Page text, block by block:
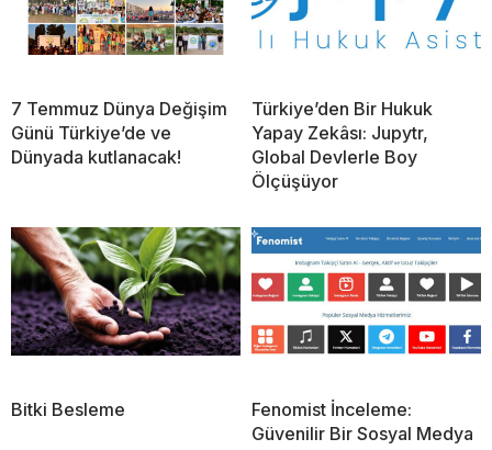
7 Temmuz Dünya Değişim
Günü Türkiye’de ve
Dünyada kutlanacak!
Türkiye’den Bir Hukuk
Yapay Zekâsı: Jupytr,
Global Devlerle Boy
Ölçüşüyor
Bitki Besleme
Fenomist İnceleme:
Güvenilir Bir Sosyal Medya